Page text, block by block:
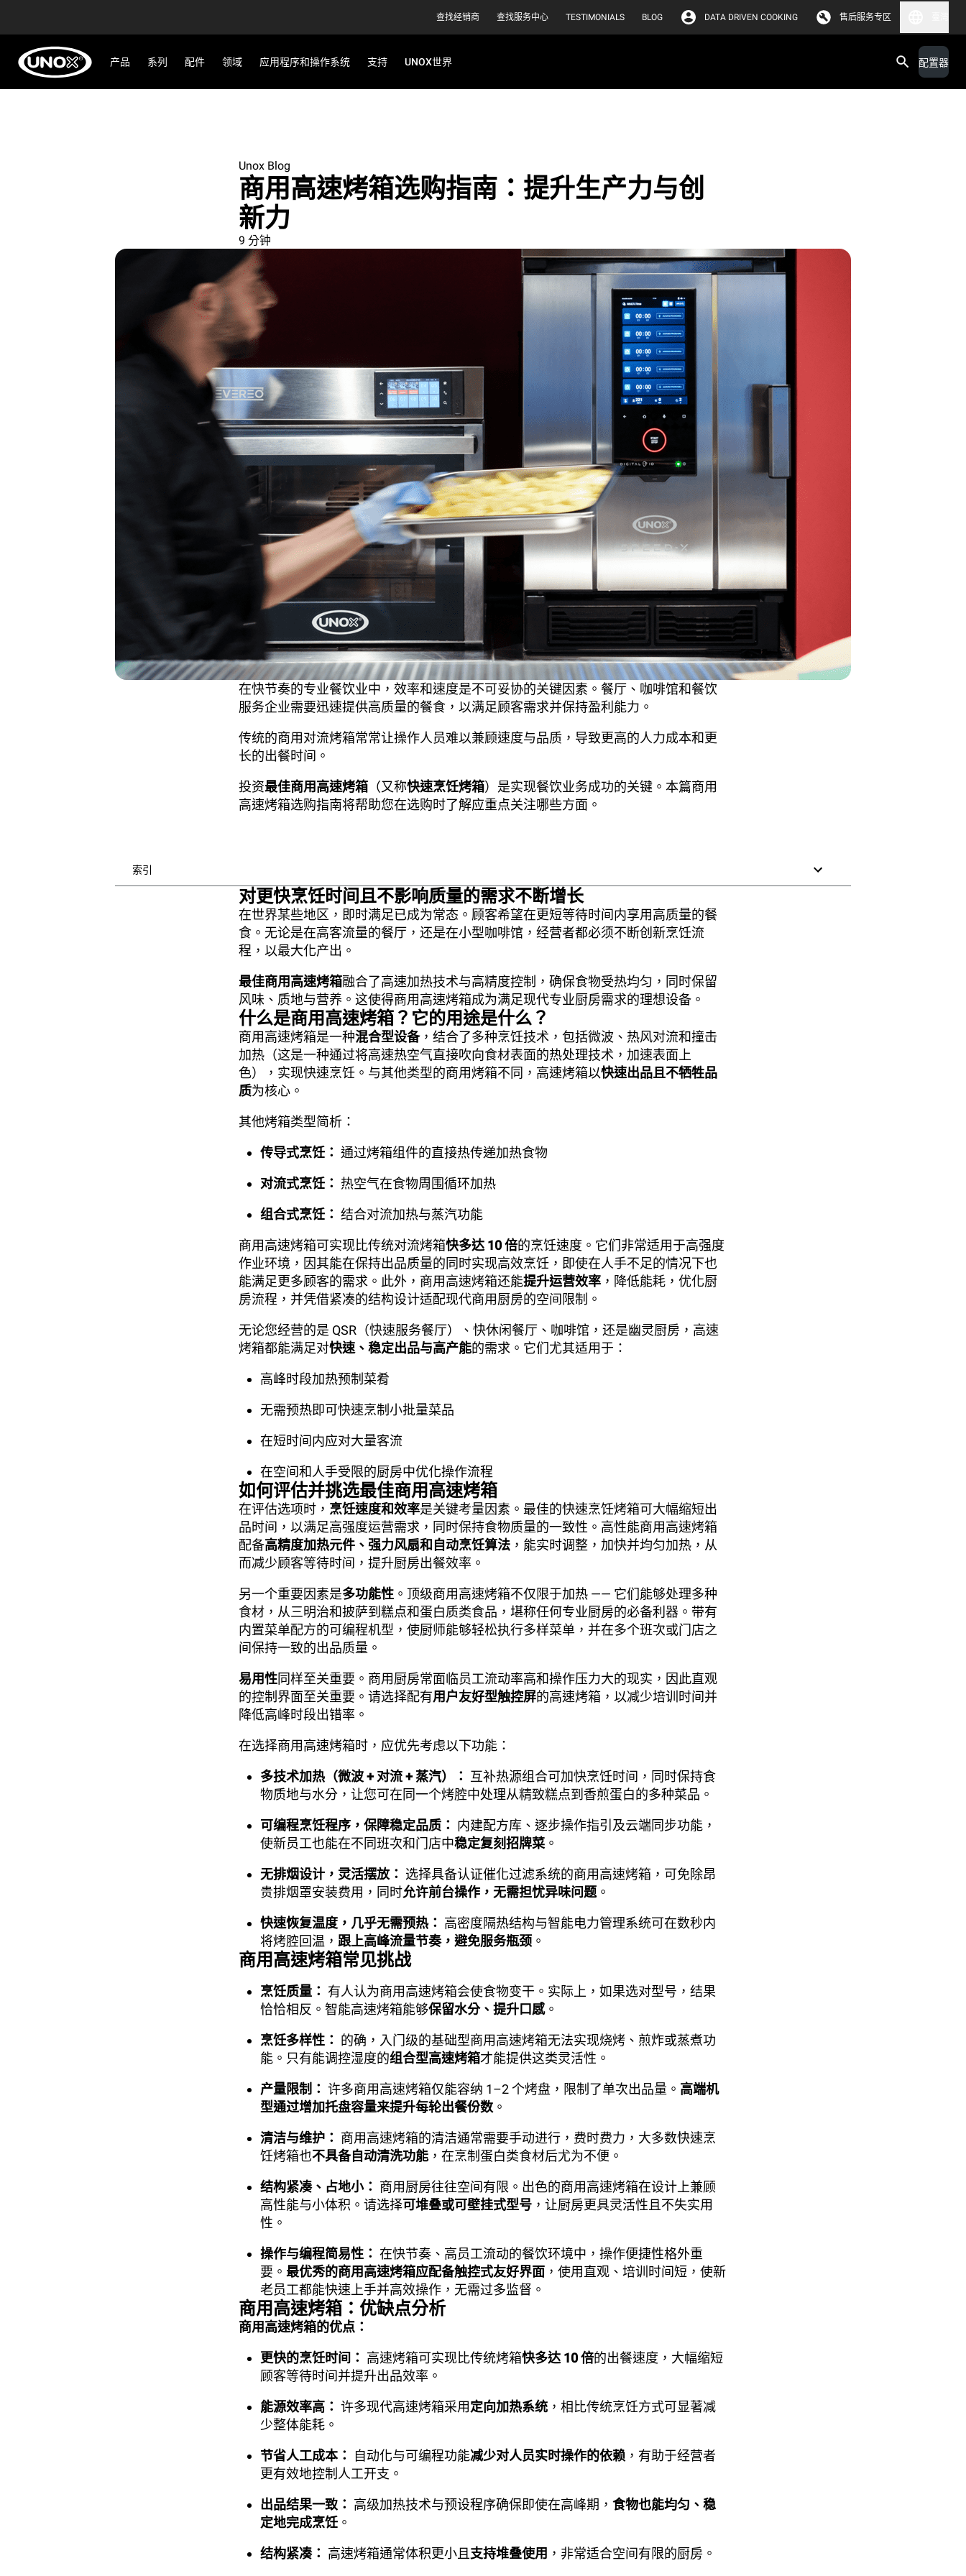
查找经销商 查找服务中心 TESTIMONIALS BLOG DATA DRIVEN COOKING 售后服务专区
产品 系列 配件 领域 应用程序和操作系统 支持 UNOX世界 配置器
Unox Blog
商用高速烤箱选购指南：提升生产力与创
新力
9 分钟
在快节奏的专业餐饮业中，效率和速度是不可妥协的关键因素。餐厅、咖啡馆和餐饮
服务企业需要迅速提供高质量的餐食，以满足顾客需求并保持盈利能力。
传统的商用对流烤箱常常让操作人员难以兼顾速度与品质，导致更高的人力成本和更
长的出餐时间。
投资最佳商用高速烤箱 （又称快速烹饪烤箱）是实现餐饮业务成功的关键。本篇商用
高速烤箱选购指南将帮助您在选购时了解应重点关注哪些方面。
索引
对更快烹饪时间且不影响质量的需求不断增长
在世界某些地区，即时满足已成为常态。顾客希望在更短等待时间内享用高质量的餐
食。无论是在高客流量的餐厅，还是在小型咖啡馆，经营者都必须不断创新烹饪流
程，以最大化产出。
最佳商用高速烤箱融合了高速加热技术与高精度控制，确保食物受热均匀，同时保留
风味、质地与营养。这使得商用高速烤箱成为满足现代专业厨房需求的理想设备。
什么是商用高速烤箱？它的用途是什么？
商用高速烤箱是一种混合型设备，结合了多种烹饪技术，包括微波、热风对流和撞击
加热（这是一种通过将高速热空气直接吹向食材表面的热处理技术，加速表面上
色），实现快速烹饪。与其他类型的商用烤箱不同，高速烤箱以快速出品且不牺牲品
质为核心。
其他烤箱类型简析：
传导式烹饪： 通过烤箱组件的直接热传递加热食物
对流式烹饪： 热空气在食物周围循环加热
组合式烹饪： 结合对流加热与蒸汽功能
商用高速烤箱可实现比传统对流烤箱快多达 10 倍的烹饪速度。它们非常适用于高强度
作业环境，因其能在保持出品质量的同时实现高效烹饪，即使在人手不足的情况下也
能满足更多顾客的需求。此外，商用高速烤箱还能提升运营效率 ，降低能耗，优化厨
房流程，并凭借紧凑的结构设计适配现代商用厨房的空间限制。
无论您经营的是 QSR（快速服务餐厅）、快休闲餐厅、咖啡馆，还是幽灵厨房，高速
烤箱都能满足对快速、稳定出品与高产能的需求。它们尤其适用于：
高峰时段加热预制菜肴
无需预热即可快速烹制小批量菜品
在短时间内应对大量客流
在空间和人手受限的厨房中优化操作流程
如何评估并挑选最佳商用高速烤箱
在评估选项时， 烹饪速度和效率是关键考量因素。最佳的快速烹饪烤箱可大幅缩短出
品时间，以满足高强度运营需求，同时保持食物质量的一致性。高性能商用高速烤箱
配备高精度加热元件、强力风扇和自动烹饪算法 ，能实时调整，加快并均匀加热，从
而减少顾客等待时间，提升厨房出餐效率。
另一个重要因素是多功能性 。顶级商用高速烤箱不仅限于加热 —— 它们能够处理多种
食材，从三明治和披萨到糕点和蛋白质类食品，堪称任何专业厨房的必备利器。带有
内置菜单配方的可编程机型，使厨师能够轻松执行多样菜单，并在多个班次或门店之
间保持一致的出品质量。
易用性同样至关重要。商用厨房常面临员工流动率高和操作压力大的现实，因此直观
的控制界面至关重要。请选择配有用户友好型触控屏的高速烤箱，以减少培训时间并
降低高峰时段出错率。
在选择商用高速烤箱时，应优先考虑以下功能：
多技术加热（微波 + 对流 + 蒸汽）： 互补热源组合可加快烹饪时间，同时保持食
物质地与水分，让您可在同一个烤腔中处理从精致糕点到香煎蛋白的多种菜品。
可编程烹饪程序，保障稳定品质： 内建配方库、逐步操作指引及云端同步功能，
使新员工也能在不同班次和门店中稳定复刻招牌菜 。
无排烟设计，灵活摆放： 选择具备认证催化过滤系统的商用高速烤箱，可免除昂
贵排烟罩安装费用，同时允许前台操作，无需担忧异味问题 。
快速恢复温度，几乎无需预热： 高密度隔热结构与智能电力管理系统可在数秒内
将烤腔回温， 跟上高峰流量节奏，避免服务瓶颈 。
商用高速烤箱常见挑战
烹饪质量： 有人认为商用高速烤箱会使食物变干。实际上，如果选对型号，结果
恰恰相反。智能高速烤箱能够保留水分、提升口感。
烹饪多样性： 的确，入门级的基础型商用高速烤箱无法实现烧烤、煎炸或蒸煮功
能。只有能调控湿度的组合型高速烤箱才能提供这类灵活性。
产量限制： 许多商用高速烤箱仅能容纳 1–2 个烤盘，限制了单次出品量。 高端机
型通过增加托盘容量来提升每轮出餐份数 。
清洁与维护： 商用高速烤箱的清洁通常需要手动进行，费时费力，大多数快速烹
饪烤箱也不具备自动清洗功能 ，在烹制蛋白类食材后尤为不便。
结构紧凑、占地小： 商用厨房往往空间有限。出色的商用高速烤箱在设计上兼顾
高性能与小体积。请选择可堆叠或可壁挂式型号 ，让厨房更具灵活性且不失实用
性。
操作与编程简易性： 在快节奏、高员工流动的餐饮环境中，操作便捷性格外重
要。 最优秀的商用高速烤箱应配备触控式友好界面 ，使用直观、培训时间短，使新
老员工都能快速上手并高效操作，无需过多监督。
商用高速烤箱：优缺点分析
商用高速烤箱的优点：
更快的烹饪时间： 高速烤箱可实现比传统烤箱快多达 10 倍的出餐速度，大幅缩短
顾客等待时间并提升出品效率。
能源效率高： 许多现代高速烤箱采用定向加热系统 ，相比传统烹饪方式可显著减
少整体能耗。
节省人工成本： 自动化与可编程功能减少对人员实时操作的依赖 ，有助于经营者
更有效地控制人工开支。
出品结果一致： 高级加热技术与预设程序确保即使在高峰期， 食物也能均匀、稳
定地完成烹饪 。
结构紧凑： 高速烤箱通常体积更小且 支持堆叠使用 ，非常适合空间有限的厨房。